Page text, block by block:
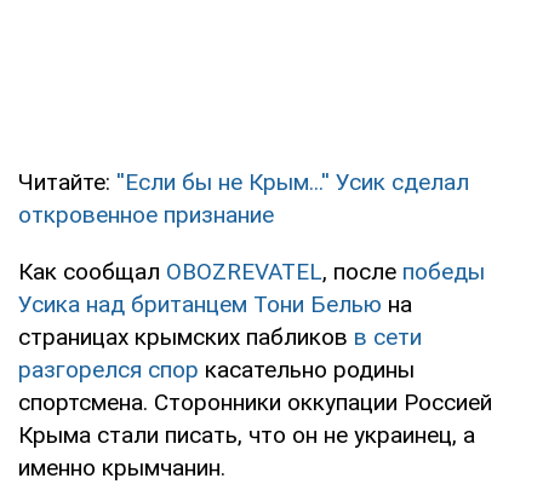
Читайте: ''Если бы не Крым...'' Усик сделал
откровенное признание
Как сообщал OBOZREVATEL, после победы
Усика над британцем Тони Белью на
страницах крымских пабликов в сети
разгорелся спор касательно родины
спортсмена. Сторонники оккупации Россией
Крыма стали писать, что он не украинец, а
именно крымчанин.